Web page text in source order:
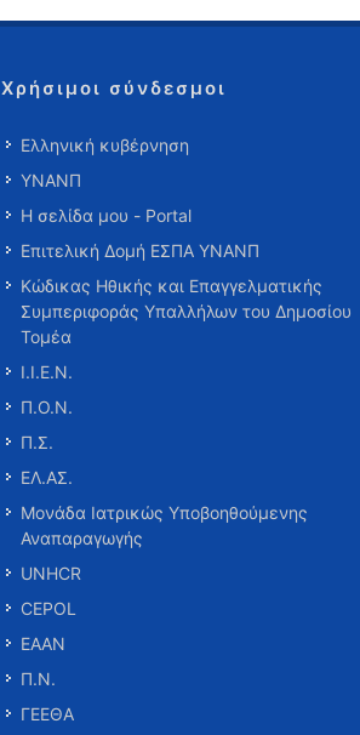
Χρήσιμοι σύνδεσμοι
Ελληνική κυβέρνηση
ΥΝΑΝΠ
Η σελίδα μου - Portal
Επιτελική Δομή ΕΣΠΑ ΥΝΑΝΠ
Κώδικας Ηθικής και Επαγγελματικής
Συμπεριφοράς Υπαλλήλων του Δημοσίου
Τομέα
Ι.Ι.Ε.Ν.
Π.Ο.Ν.
Π.Σ.
ΕΛ.ΑΣ.
Μονάδα Ιατρικώς Υποβοηθούμενης
Αναπαραγωγής
UNHCR
CEPOL
ΕΑΑΝ
Π.Ν.
ΓΕΕΘΑ